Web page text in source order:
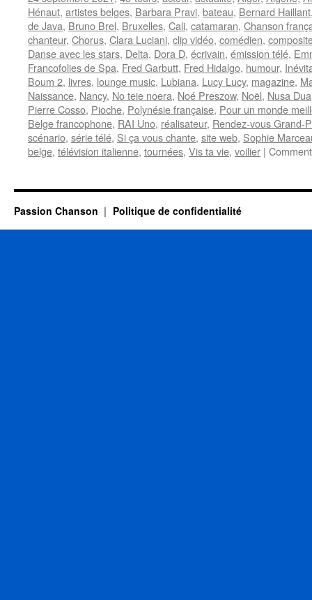
Hénaut, artistes belges, Barbara Pravi, bateau, Bernard Haillant
de Java, Bruno Brel, Bruxelles, Cali, catamaran, Chanson
chanteur, Chorus, Clara Luciani, clip vidéo, comédien,
Danse avec les stars, Delta, Dora D, écrivain, émission télé,
Francofolies de Spa, Fred Garbutt, Fred Hidalgo, humour,
Boum 2, livres, lounge music, Lubiana, Lucy Lucy, magazine,
Naissance, Nancy, No teie noera, Noé Preszow, Noël, Nusa Dua
Pierre Cosso, Pioche, Polynésie française, Pour un monde
Belge francophone, RAI Uno, réalisateur, Rendez-vous Grand-
scénario, série télé, Si ça vous chante, site web, Sophie
belge, télévision italienne, tournées, Vis ta vie, voilier |
Passion Chanson Politique de confidentialité